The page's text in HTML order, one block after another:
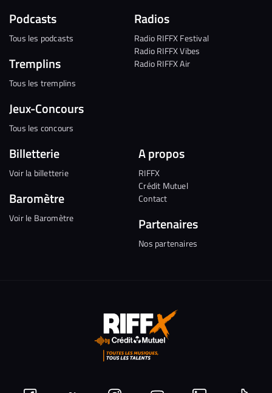
Podcasts
Tous les podcasts
Tremplins
Tous les tremplins
Jeux-Concours
Tous les concours
Radios
Radio RIFFX Festival
Radio RIFFX Vibes
Radio RIFFX Air
Billetterie
Voir la billetterie
Baromètre
Voir le Baromètre
A propos
RIFFX
Crédit Mutuel
Contact
Partenaires
Nos partenaires